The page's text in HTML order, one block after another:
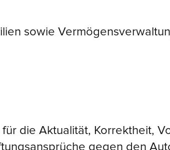
sowie
die Aktualität, Korrektheit,
gegen den